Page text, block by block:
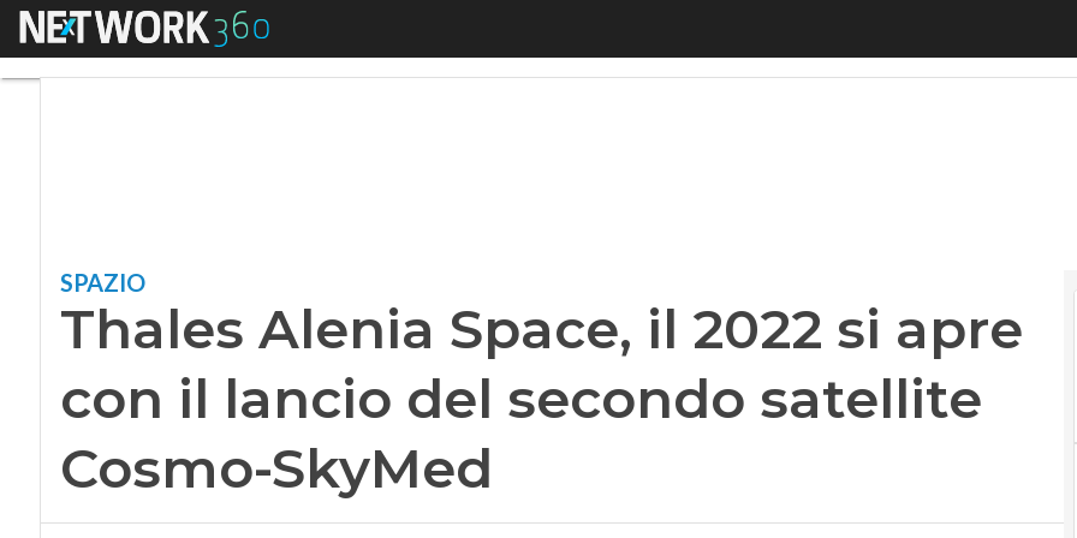
Menu
SPAZIO
Thales Alenia Space, il 2022 si apre
con il lancio del secondo satellite
Cosmo-SkyMed